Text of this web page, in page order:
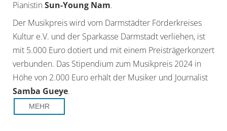
Pianistin Sun-Young Nam.
Der Musikpreis wird vom Darmstädter Förderkreises
Kultur e.V. und der Sparkasse Darmstadt verliehen, ist
mit 5.000 Euro dotiert und mit einem Preisträgerkonzert
verbunden. Das Stipendium zum Musikpreis 2024 in
Höhe von 2.000 Euro erhält der Musiker und Journalist
Samba Gueye.
MEHR